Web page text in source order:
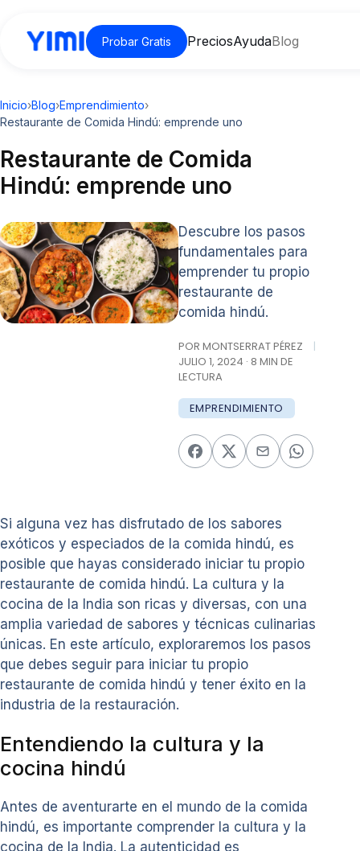
Probar Gratis PreciosAyudaBlog
Inicio›Blog›Emprendimiento›
Restaurante de Comida Hindú: emprende uno
Restaurante de Comida
Hindú: emprende uno
Descubre los pasos
fundamentales para
emprender tu propio
restaurante de
comida hindú.
POR MONTSERRAT PÉREZ
|
JULIO 1, 2024 · 8 MIN DE
LECTURA
EMPRENDIMIENTO
Si alguna vez has disfrutado de los sabores
exóticos y especiados de la comida hindú, es
posible que hayas considerado iniciar tu propio
restaurante de comida hindú. La cultura y la
cocina de la India son ricas y diversas, con una
amplia variedad de sabores y técnicas culinarias
únicas. En este artículo, exploraremos los pasos
que debes seguir para iniciar tu propio
restaurante de comida hindú y tener éxito en la
industria de la restauración.
Entendiendo la cultura y la
cocina hindú
Antes de aventurarte en el mundo de la comida
hindú, es importante comprender la cultura y la
cocina de la India. La autenticidad es